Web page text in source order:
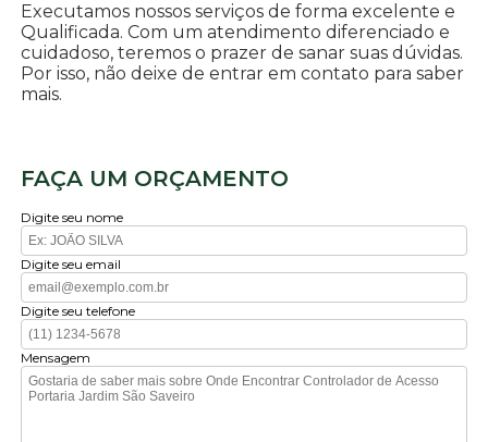
Executamos nossos serviços de forma excelente e
Qualificada. Com um atendimento diferenciado e
cuidadoso, teremos o prazer de sanar suas dúvidas.
Por isso, não deixe de entrar em contato para saber
mais.
FAÇA UM ORÇAMENTO
Digite seu nome
Digite seu email
Digite seu telefone
Mensagem